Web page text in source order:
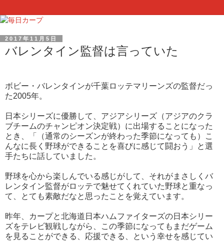
2017年11月5日
バレンタイン監督は言っていた
ボビー・バレンタインが千葉ロッテマリーンズの監督だっ
た2005年。
日本シリーズに優勝して、アジアシリーズ（アジアのクラ
ブチームのチャンピオン決定戦）に出場することになった
とき、「（通常のシーズンが終わった季節になっても）こ
んなに長く野球ができることを喜びに感じて闘おう」と選
手たちに話していました。
野球を心から楽しんでいる感じがして、それがまさしくバ
レンタイン監督がロッテで魅せてくれていた野球と重なっ
て、とても素敵だなと思ったことを覚えています。
昨年、カープと北海道日本ハムファイターズの日本シリー
ズをテレビ観戦しながら、この季節になってもまだゲーム
を見ることができる、応援できる、という幸せを感じてい